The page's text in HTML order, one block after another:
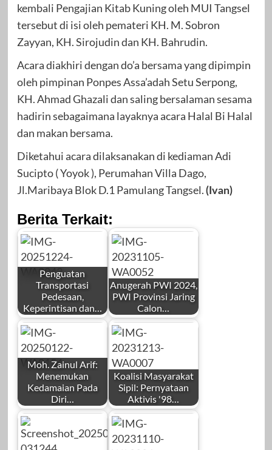
kembali Pengajian Kitab Kuning oleh MUI Tangsel
tersebut di isi oleh pemateri KH. M. Sobron
Zayyan, KH. Sirojudin dan KH. Bahrudin.
Acara diakhiri dengan do’a bersama yang dipimpin
oleh pimpinan Ponpes Assa’adah Setu Serpong,
KH. Ahmad Ghazali dan saling bersalaman sesama
hadirin sebagaimana layaknya acara Halal Bi Halal
dan makan bersama.
Diketahui acara dilaksanakan di kediaman Adi
Sucipto ( Yoyok ), Perumahan Villa Dago,
Jl.Maribaya Blok D.1 Pamulang Tangsel. (Ivan)
Berita Terkait:
Penguatan
Transportasi
Pedesaan,
Keperintisan dan…
by
Redaksi
Desember 24,
2025
Anugerah PWI 2024,
PWI Provinsi Jaring
Calon…
by
Redaksi
November 6, 2023
Moh. Zainul Arif:
Menemukan
Kedamaian Pada
Diri…
by
Redaksi
Koalisi Masyarakat
Sipil: Pernyataan
Aktivis '98…
by
Redaksi